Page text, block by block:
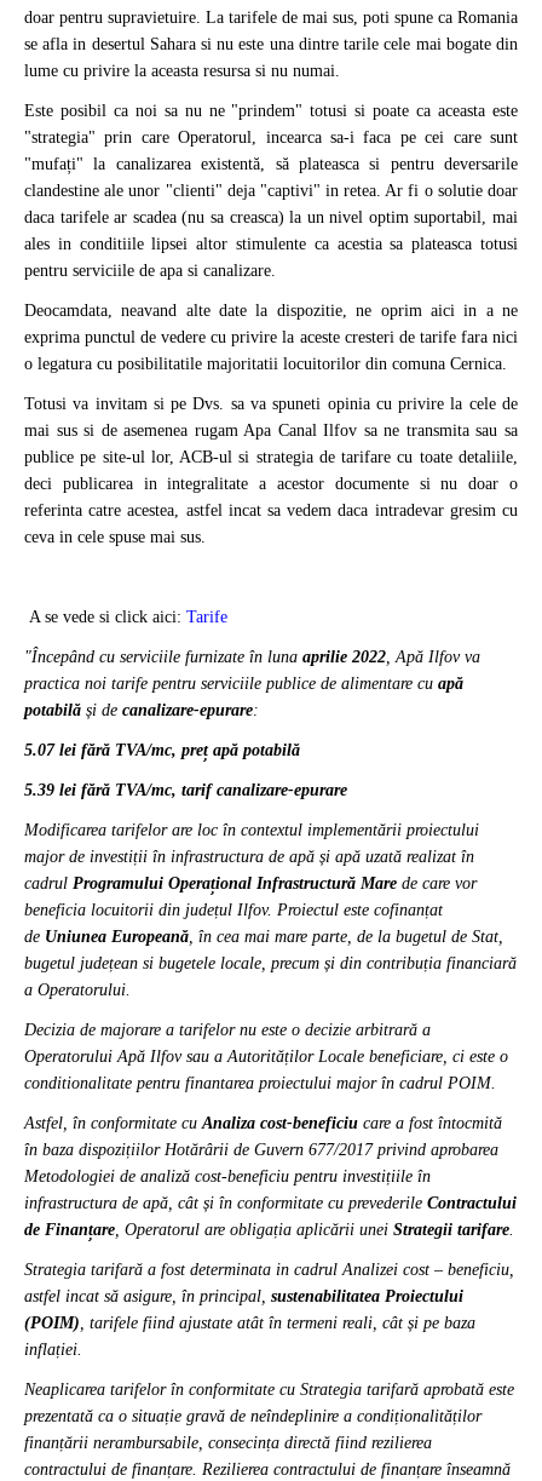
doar pentru supravietuire. La tarifele de mai sus, poti spune ca Romania
se afla in desertul Sahara si nu este una dintre tarile cele mai bogate din
lume cu privire la aceasta resursa si nu numai.
Este posibil ca noi sa nu ne "prindem" totusi si poate ca aceasta este
"strategia" prin care Operatorul, incearca sa-i faca pe cei care sunt
"mufați" la canalizarea existentă, să plateasca si pentru deversarile
clandestine ale unor "clienti" deja "captivi" in retea. Ar fi o solutie doar
daca tarifele ar scadea (nu sa creasca) la un nivel optim suportabil, mai
ales in conditiile lipsei altor stimulente ca acestia sa plateasca totusi
pentru serviciile de apa si canalizare.
Deocamdata, neavand alte date la dispozitie, ne oprim aici in a ne
exprima punctul de vedere cu privire la aceste cresteri de tarife fara nici
o legatura cu posibilitatile majoritatii locuitorilor din comuna Cernica.
Totusi va invitam si pe Dvs. sa va spuneti opinia cu privire la cele de
mai sus si de asemenea rugam Apa Canal Ilfov sa ne transmita sau sa
publice pe site-ul lor, ACB-ul si strategia de tarifare cu toate detaliile,
deci publicarea in integralitate a acestor documente si nu doar o
referinta catre acestea, astfel incat sa vedem daca intradevar gresim cu
ceva in cele spuse mai sus.
A se vede si click aici: Tarife
"Începând cu serviciile furnizate în luna aprilie 2022, Apă Ilfov va
practica noi tarife pentru serviciile publice de alimentare cu apă
potabilă și de canalizare-epurare:
5.07 lei fără TVA/mc, preț apă potabilă
5.39 lei fără TVA/mc, tarif canalizare-epurare
Modificarea tarifelor are loc în contextul implementării proiectului
major de investiții în infrastructura de apă și apă uzată realizat în
cadrul Programului Operațional Infrastructură Mare de care vor
beneficia locuitorii din județul Ilfov. Proiectul este cofinanțat
de Uniunea Europeană, în cea mai mare parte, de la bugetul de Stat,
bugetul județean si bugetele locale, precum și din contribuția financiară
a Operatorului.
Decizia de majorare a tarifelor nu este o decizie arbitrară a
Operatorului Apă Ilfov sau a Autorităților Locale beneficiare, ci este o
conditionalitate pentru finantarea proiectului major în cadrul POIM.
Astfel, în conformitate cuAnaliza cost-beneficiu care a fost întocmită
în baza dispozițiilor Hotărârii de Guvern 677/2017 privind aprobarea
Metodologiei de analiză cost-beneficiu pentru investițiile în
infrastructura de apă, cât și în conformitate cu prevederile Contractului
de Finanțare, Operatorul are obligația aplicării unei Strategii tarifare.
Strategia tarifară a fost determinata in cadrul Analizei cost – beneficiu,
astfel incat să asigure, în principal, sustenabilitatea Proiectului
(POIM), tarifele fiind ajustate atât în termeni reali, cât și pe baza
inflației.
Neaplicarea tarifelor în conformitate cu Strategia tarifară aprobată este
prezentată ca o situație gravă de neîndeplinire a condiționalităților
finanțării nerambursabile, consecința directă fiind rezilierea
contractului de finanțare. Rezilierea contractului de finanțare înseamnă